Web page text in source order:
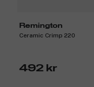
Remington
Ceramic Crimp 220
492 kr